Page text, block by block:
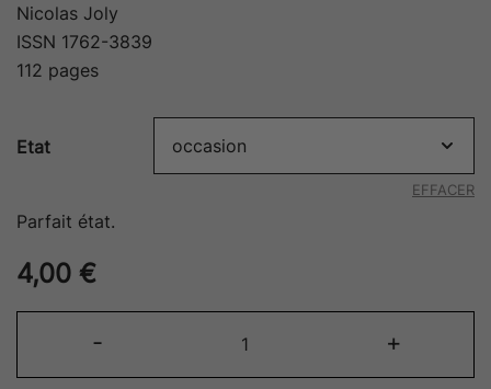
Nicolas Joly
ISSN 1762-3839
112 pages
Etat
EFFACER
Parfait état.
4,00 €
- +